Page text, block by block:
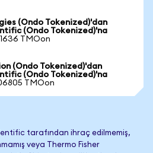
(Ondo Tokenized)'dan
(Ondo Tokenized)'na
TMOon
(Ondo Tokenized)'dan
(Ondo Tokenized)'na
TMOon
tarafından ihraç edilmemiş,
veya Thermo Fisher